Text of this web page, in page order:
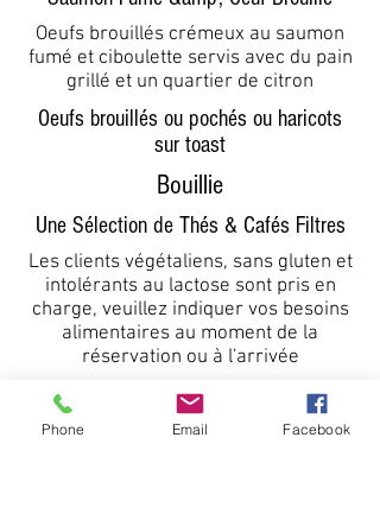
Oeufs brouillés crémeux au saumon
fumé et ciboulette servis avec du pain
grillé et un quartier de citron
Oeufs brouillés ou pochés ou haricots
sur toast
Bouillie
Une Sélection de Thés & Cafés Filtres
Les clients végétaliens, sans gluten et
intolérants au lactose sont pris en
charge, veuillez indiquer vos besoins
alimentaires au moment de la
réservation ou à l'arrivée
* En fonction de staff availability. Premier petit
déjeuner servi à 7h30. Vous devrez passer
votre commande la veille.
Phone Email Facebook